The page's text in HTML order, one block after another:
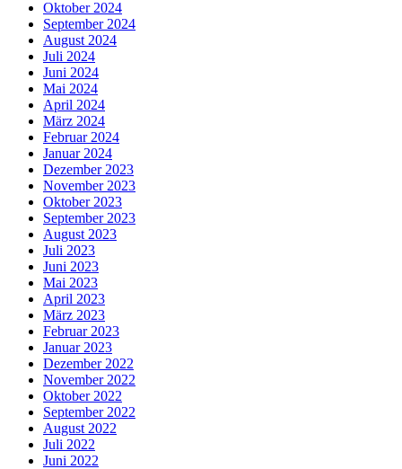
Oktober 2024
September 2024
August 2024
Juli 2024
Juni 2024
Mai 2024
April 2024
März 2024
Februar 2024
Januar 2024
Dezember 2023
November 2023
Oktober 2023
September 2023
August 2023
Juli 2023
Juni 2023
Mai 2023
April 2023
März 2023
Februar 2023
Januar 2023
Dezember 2022
November 2022
Oktober 2022
September 2022
August 2022
Juli 2022
Juni 2022